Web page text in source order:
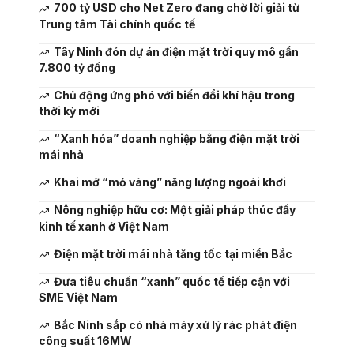
700 tỷ USD cho Net Zero đang chờ lời giải từ
Trung tâm Tài chính quốc tế
Tây Ninh đón dự án điện mặt trời quy mô gần
7.800 tỷ đồng
Chủ động ứng phó với biến đổi khí hậu trong
thời kỳ mới
“Xanh hóa” doanh nghiệp bằng điện mặt trời
mái nhà
Khai mở “mỏ vàng” năng lượng ngoài khơi
Nông nghiệp hữu cơ: Một giải pháp thúc đẩy
kinh tế xanh ở Việt Nam
Điện mặt trời mái nhà tăng tốc tại miền Bắc
Đưa tiêu chuẩn “xanh” quốc tế tiếp cận với
SME Việt Nam
Bắc Ninh sắp có nhà máy xử lý rác phát điện
công suất 16MW